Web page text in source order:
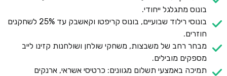
בונוס מתגלגל ייחודי.
בונוסי רילוד שבועיים, בונוס קריפטו וקאשבק עד 25% לשחקנים
חוזרים.
מבחר רחב של משבצות, משחקי שולחן ושולחנות קזינו לייב
מספקים מובילים.
תמיכה באמצעי תשלום מגוונים: כרטיסי אשראי, ארנקים